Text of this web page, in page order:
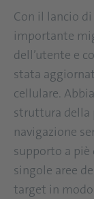
Con il lancio
importante
dell’utente e
stata
cellulare.
struttura della
navigazione
supporto a piè
singole aree
target in